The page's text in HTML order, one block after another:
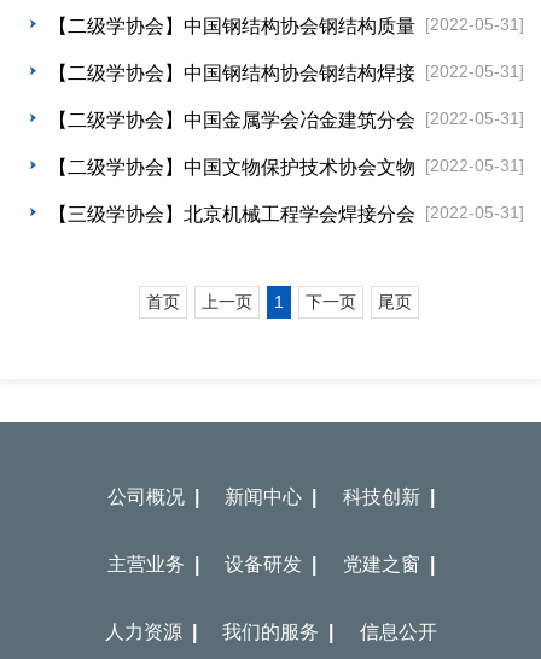
构焊接专业委员会 [2022-05-31]
【二级学协会】中国钢结构协会钢结构质量
安全检测鉴定专业委员会 [2022-05-31]
【二级学协会】中国钢结构协会钢结构焊接
与连接分会 [2022-05-31]
【二级学协会】中国金属学会冶金建筑分会
[2022-05-31]
【二级学协会】中国文物保护技术协会文物
建筑安全检测鉴定与抗震评估专业... [2022-05-31]
【三级学协会】北京机械工程学会焊接分会
首页 上一页 1 下一页 尾页
公司概况 | 新闻中心 | 科技创新 |
主营业务 | 设备研发 | 党建之窗 |
人力资源 | 我们的服务 | 信息公开